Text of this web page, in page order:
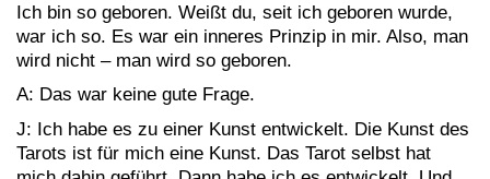
Ich bin so geboren. Weißt du, seit ich geboren wurde,
war ich so. Es war ein inneres Prinzip in mir. Also, man
wird nicht – man wird so geboren.
A: Das war keine gute Frage.
J: Ich habe es zu einer Kunst entwickelt. Die Kunst des
Tarots ist für mich eine Kunst. Das Tarot selbst hat